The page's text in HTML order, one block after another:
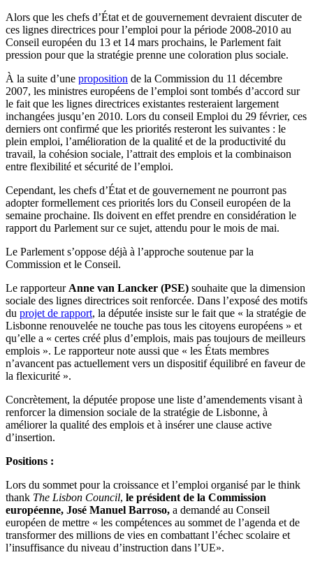
Alors que les chefs d’État et de gouvernement devraient discuter de
ces lignes directrices pour l’emploi pour la période 2008-2010 au
Conseil européen du 13 et 14 mars prochains, le Parlement fait
pression pour que la stratégie prenne une coloration plus sociale.
À la suite d’une proposition de la Commission du 11 décembre
2007, les ministres européens de l’emploi sont tombés d’accord sur
le fait que les lignes directrices existantes resteraient largement
inchangées jusqu’en 2010. Lors du conseil Emploi du 29 février, ces
derniers ont confirmé que les priorités resteront les suivantes : le
plein emploi, l’amélioration de la qualité et de la productivité du
travail, la cohésion sociale, l’attrait des emplois et la combinaison
entre flexibilité et sécurité de l’emploi.
Cependant, les chefs d’État et de gouvernement ne pourront pas
adopter formellement ces priorités lors du Conseil européen de la
semaine prochaine. Ils doivent en effet prendre en considération le
rapport du Parlement sur ce sujet, attendu pour le mois de mai.
Le Parlement s’oppose déjà à l’approche soutenue par la
Commission et le Conseil.
Le rapporteur Anne van Lancker (PSE) souhaite que la dimension
sociale des lignes directrices soit renforcée. Dans l’exposé des motifs
du projet de rapport, la députée insiste sur le fait que « la stratégie de
Lisbonne renouvelée ne touche pas tous les citoyens européens » et
qu’elle a « certes créé plus d’emplois, mais pas toujours de meilleurs
emplois ». Le rapporteur note aussi que « les États membres
n’avancent pas actuellement vers un dispositif équilibré en faveur de
la flexicurité ».
Concrètement, la députée propose une liste d’amendements visant à
renforcer la dimension sociale de la stratégie de Lisbonne, à
améliorer la qualité des emplois et à insérer une clause active
d’insertion.
Positions :
Lors du sommet pour la croissance et l’emploi organisé par le think
thank The Lisbon Council, le président de la Commission
européenne, José Manuel Barroso, a demandé au Conseil
européen de mettre « les compétences au sommet de l’agenda et de
transformer des millions de vies en combattant l’échec scolaire et
l’insuffisance du niveau d’instruction dans l’UE».